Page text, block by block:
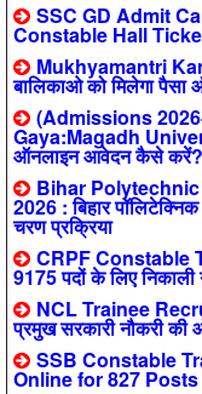
SSC GD Admit
Constable Hall
Mukhyamantri
बालिकाओ को मिलेगा
(Admissions
Gaya:Magadh
ऑनलाइन आवेदन कैसे करें?
Bihar
2026 : बिहार
चरण प्रक्रिया
CRPF Constable
9175 पदों के लिए
NCL Trainee
प्रमुख सरकारी नौकरी
SSB Constable
Online for 827